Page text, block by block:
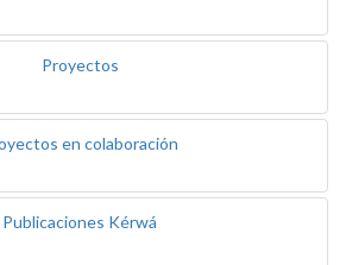
Proyectos
en colaboración
Publicaciones Kérwá